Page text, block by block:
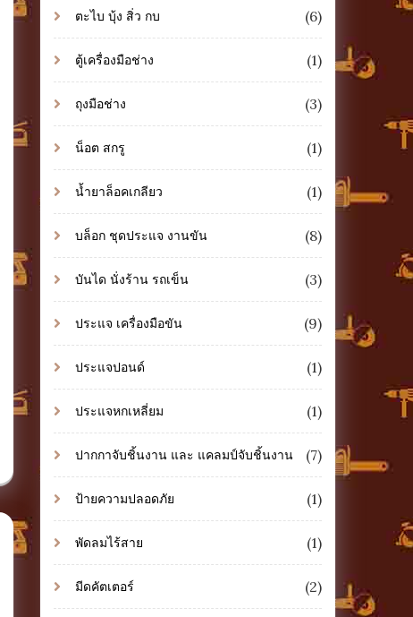
ตะไบ บุ้ง สิ่ว กบ (6)
ตู้เครื่องมือช่าง (1)
ถุงมือช่าง (3)
น็อต สกรู (1)
น้ำยาล็อคเกลียว (1)
บล็อก ชุดประแจ งานขัน (8)
บันได นั่งร้าน รถเข็น (3)
ประแจ เครื่องมือขัน (9)
ประแจปอนด์ (1)
ประแจหกเหลี่ยม (1)
ปากกาจับชิ้นงาน และ แคลมป์จับชิ้นงาน (7)
ป้ายความปลอดภัย (1)
พัดลมไร้สาย (1)
มีดคัตเตอร์ (2)